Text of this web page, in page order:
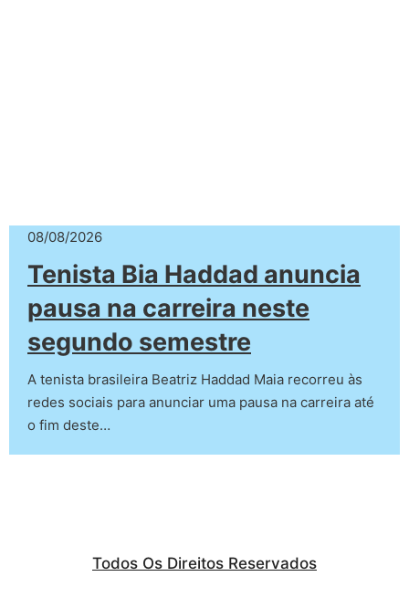
08/08/2026
Tenista Bia Haddad anuncia
pausa na carreira neste
segundo semestre
A tenista brasileira Beatriz Haddad Maia recorreu às
redes sociais para anunciar uma pausa na carreira até
o fim deste…
Todos Os Direitos Reservados